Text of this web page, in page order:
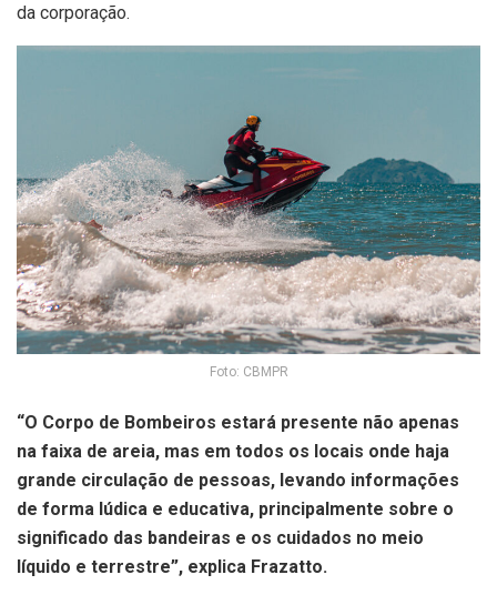
da corporação.
Foto: CBMPR
“O Corpo de Bombeiros estará presente não apenas
na faixa de areia, mas em todos os locais onde haja
grande circulação de pessoas, levando informações
de forma lúdica e educativa, principalmente sobre o
significado das bandeiras e os cuidados no meio
líquido e terrestre”, explica Frazatto.